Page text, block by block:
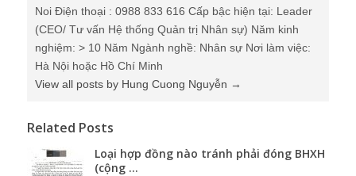
Noi Điện thoại : 0988 833 616 Cấp bậc hiện tại: Leader
(CEO/ Tư vấn Hệ thống Quản trị Nhân sự) Năm kinh
nghiệm: > 10 Năm Ngành nghề: Nhân sự Nơi làm việc:
Hà Nội hoặc Hồ Chí Minh
View all posts by Hung Cuong Nguyễn →
Related Posts
Loại hợp đồng nào tránh phải đóng BHXH
(cộng ...